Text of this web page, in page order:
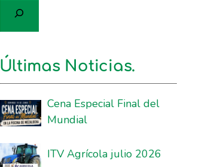
Últimas Noticias.
Cena Especial Final del
Mundial
ITV Agrícola julio 2026